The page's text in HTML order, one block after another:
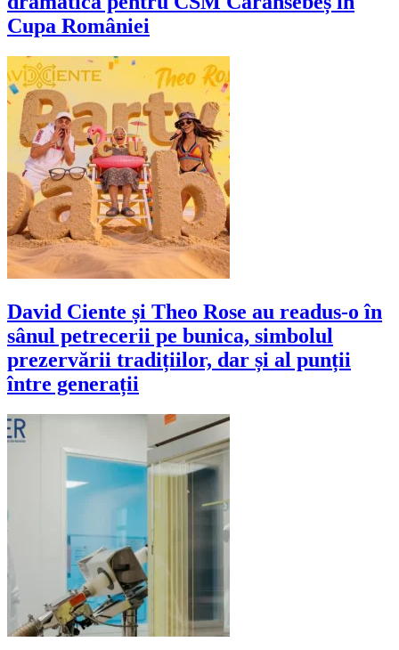
Cupa României
David Ciente și Theo Rose au readus-o în
sânul petrecerii pe bunica, simbolul
prezervării tradițiilor, dar și al punții
între generații